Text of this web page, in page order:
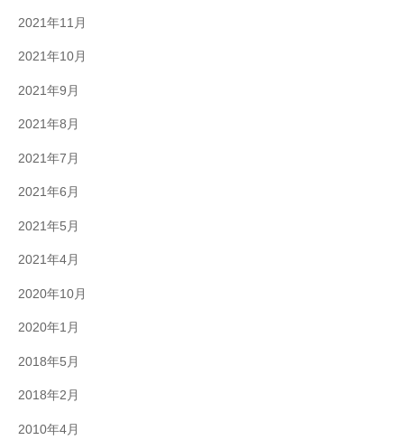
2021年11月
2021年10月
2021年9月
2021年8月
2021年7月
2021年6月
2021年5月
2021年4月
2020年10月
2020年1月
2018年5月
2018年2月
2010年4月